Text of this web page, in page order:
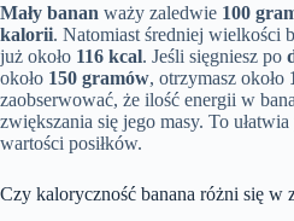
Mały banan waży zaledwie 100
kalorii. Natomiast średniej wielkości
już około 116 kcal. Jeśli sięgniesz po
około 150 gramów, otrzymasz około
zaobserwować, że ilość energii w
zwiększania się jego masy. To
wartości posiłków.
Czy kaloryczność banana różni się w